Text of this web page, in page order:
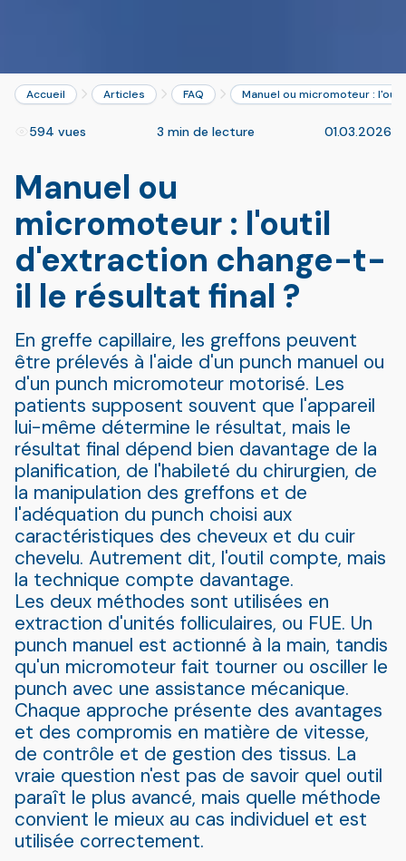
Accueil Articles FAQ Manuel ou micromoteur :
594 vues 3 min de lecture 01.03.2026
Manuel ou
micromoteur : l'outil
d'extraction change-t-
il le résultat final ?
En greffe capillaire, les greffons peuvent
être prélevés à l'aide d'un punch manuel ou
d'un punch micromoteur motorisé. Les
patients supposent souvent que l'appareil
lui-même détermine le résultat, mais le
résultat final dépend bien davantage de la
planification, de l'habileté du chirurgien, de
la manipulation des greffons et de
l'adéquation du punch choisi aux
caractéristiques des cheveux et du cuir
chevelu. Autrement dit, l'outil compte, mais
la technique compte davantage.
Les deux méthodes sont utilisées en
extraction d'unités folliculaires, ou FUE. Un
punch manuel est actionné à la main, tandis
qu'un micromoteur fait tourner ou osciller le
punch avec une assistance mécanique.
Chaque approche présente des avantages
et des compromis en matière de vitesse,
de contrôle et de gestion des tissus. La
vraie question n'est pas de savoir quel outil
paraît le plus avancé, mais quelle méthode
convient le mieux au cas individuel et est
utilisée correctement.